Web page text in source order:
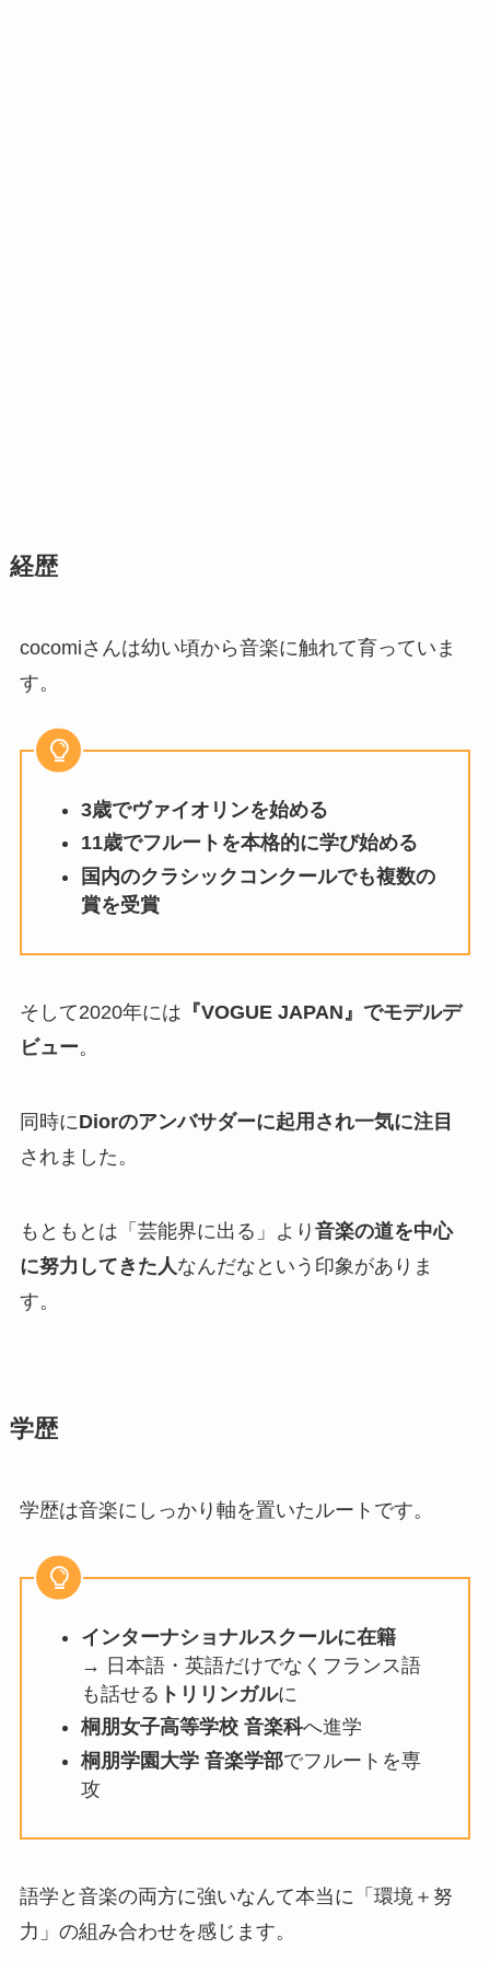
経歴
cocomiさんは幼い頃から音楽に触れて育っていま
す。
3歳でヴァイオリンを始める
11歳でフルートを本格的に学び始める
国内のクラシックコンクールでも複数の
賞を受賞
そして2020年には 『VOGUE JAPAN』でモデルデ
ビュー。
同時にDiorのアンバサダーに起用され一気に注目
されました。
もともとは「芸能界に出る」より 音楽の道を中心
に努力してきた人 なんだなという印象がありま
す。
学歴
学歴は音楽にしっかり軸を置いたルートです。
インターナショナルスクールに在籍
→ 日本語・英語だけでなくフランス語
も話せる トリリンガルに
桐朋女子高等学校 音楽科へ進学
桐朋学園大学 音楽学部でフルートを専
攻
語学と音楽の両方に強いなんて本当に「環境＋努
力」の組み合わせを感じます。